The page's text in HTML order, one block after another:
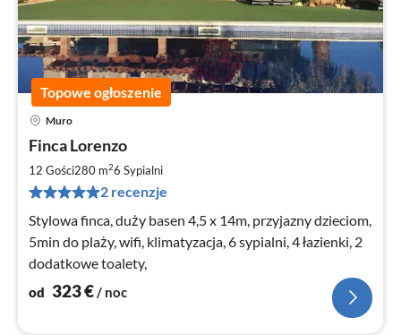
Topowe ogłoszenie
Muro
Finca Lorenzo
12 Gości280 m26 Sypialni
2 recenzje
Stylowa finca, duży basen 4,5 x 14m, przyjazny dzieciom,
5min do plaży, wifi, klimatyzacja, 6 sypialni, 4 łazienki, 2
dodatkowe toalety,
od 323€/ noc